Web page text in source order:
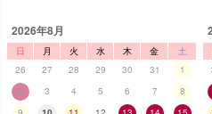
2026年8月
日 月 火 水 木 金
土
26
27 28 29 30 31
1
2
3 4 5 6 7
8